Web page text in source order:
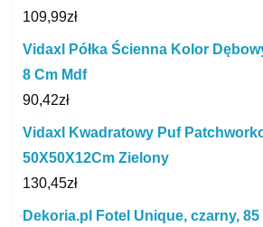
109,99zł
Vidaxl Półka Ścienna Kolor
8 Cm Mdf
90,42zł
Vidaxl Kwadratowy Puf
50X50X12Cm Zielony
130,45zł
Dekoria.pl Fotel Unique, czarny, 85